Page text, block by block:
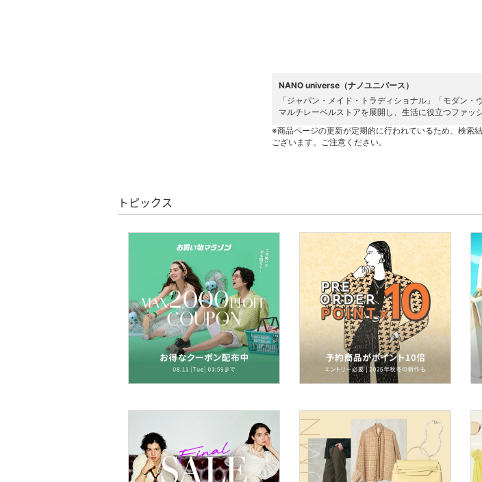
ボディケア・オーラルケ
フレグランス
メイク道具・美容器具
コフレ・キット・セット
食器・調理器具・キッチ
インテリア・生活雑貨
スマホグッズ・オーディ
オ機器
NANO universe（ナノユニバース）
「ジャパン・メイド・トラディショナル」「モダン
マルチレーベルストアを展開し、生活に役立つファ
※商品ページの更新が定期的に行われているため、検索
ございます。ご注意ください。
トピックス